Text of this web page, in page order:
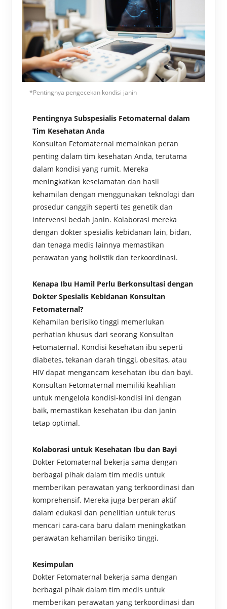
*Pentingnya pengecekan kondisi janin
Pentingnya Subspesialis Fetomaternal dalam
Tim Kesehatan Anda
Konsultan Fetomaternal memainkan peran
penting dalam tim kesehatan Anda, terutama
dalam kondisi yang rumit. Mereka
meningkatkan keselamatan dan hasil
kehamilan dengan menggunakan teknologi dan
prosedur canggih seperti tes genetik dan
intervensi bedah janin. Kolaborasi mereka
dengan dokter spesialis kebidanan lain, bidan,
dan tenaga medis lainnya memastikan
perawatan yang holistik dan terkoordinasi.
Kenapa Ibu Hamil Perlu Berkonsultasi dengan
Dokter Spesialis Kebidanan Konsultan
Fetomaternal?
Kehamilan berisiko tinggi memerlukan
perhatian khusus dari seorang Konsultan
Fetomaternal. Kondisi kesehatan ibu seperti
diabetes, tekanan darah tinggi, obesitas, atau
HIV dapat mengancam kesehatan ibu dan bayi.
Konsultan Fetomaternal memiliki keahlian
untuk mengelola kondisi-kondisi ini dengan
baik, memastikan kesehatan ibu dan janin
tetap optimal.
Kolaborasi untuk Kesehatan Ibu dan Bayi
Dokter Fetomaternal bekerja sama dengan
berbagai pihak dalam tim medis untuk
memberikan perawatan yang terkoordinasi dan
komprehensif. Mereka juga berperan aktif
dalam edukasi dan penelitian untuk terus
mencari cara-cara baru dalam meningkatkan
perawatan kehamilan berisiko tinggi.
Kesimpulan
Dokter Fetomaternal bekerja sama dengan
berbagai pihak dalam tim medis untuk
memberikan perawatan yang terkoordinasi dan